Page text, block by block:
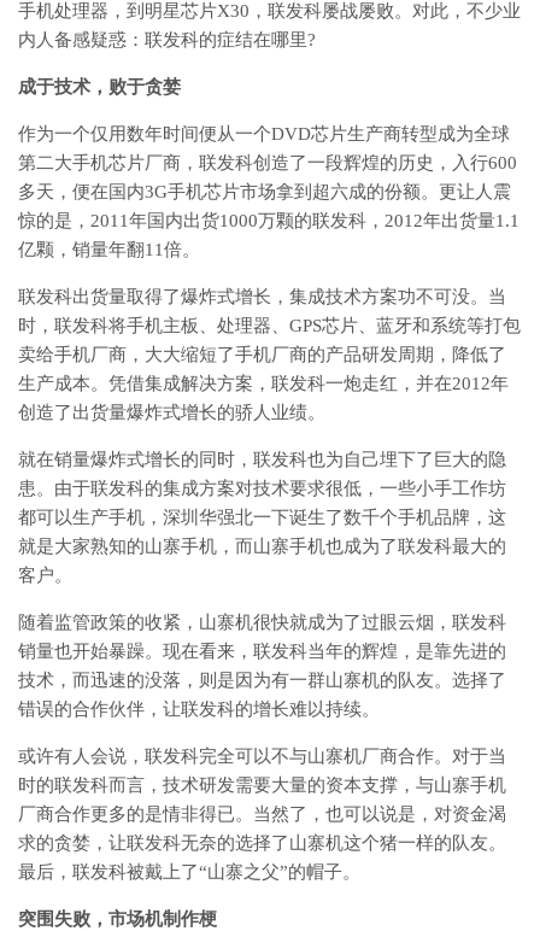
手机处理器，到明星芯片X30，联发科屡战屡败。对此，不少业
内人备感疑惑：联发科的症结在哪里?
成于技术，败于贪婪
作为一个仅用数年时间便从一个DVD芯片生产商转型成为全球
第二大手机芯片厂商，联发科创造了一段辉煌的历史，入行600
多天，便在国内3G手机芯片市场拿到超六成的份额。更让人震
惊的是，2011年国内出货1000万颗的联发科，2012年出货量1.1
亿颗，销量年翻11倍。
联发科出货量取得了爆炸式增长，集成技术方案功不可没。当
时，联发科将手机主板、处理器、GPS芯片、蓝牙和系统等打包
卖给手机厂商，大大缩短了手机厂商的产品研发周期，降低了
生产成本。凭借集成解决方案，联发科一炮走红，并在2012年
创造了出货量爆炸式增长的骄人业绩。
就在销量爆炸式增长的同时，联发科也为自己埋下了巨大的隐
患。由于联发科的集成方案对技术要求很低，一些小手工作坊
都可以生产手机，深圳华强北一下诞生了数千个手机品牌，这
就是大家熟知的山寨手机，而山寨手机也成为了联发科最大的
客户。
随着监管政策的收紧，山寨机很快就成为了过眼云烟，联发科
销量也开始暴躁。现在看来，联发科当年的辉煌，是靠先进的
技术，而迅速的没落，则是因为有一群山寨机的队友。选择了
错误的合作伙伴，让联发科的增长难以持续。
或许有人会说，联发科完全可以不与山寨机厂商合作。对于当
时的联发科而言，技术研发需要大量的资本支撑，与山寨手机
厂商合作更多的是情非得已。当然了，也可以说是，对资金渴
求的贪婪，让联发科无奈的选择了山寨机这个猪一样的队友。
最后，联发科被戴上了“山寨之父”的帽子。
突围失败，市场机制作梗